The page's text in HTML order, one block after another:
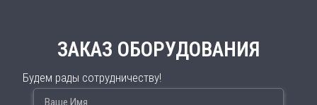
ЗАКАЗ ОБОРУДОВАНИЯ
Будем рады сотрудничеству!